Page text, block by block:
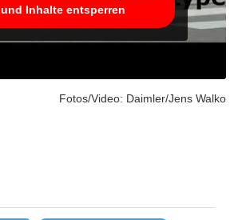
und Inhalte entsperren
Fotos/Video: Daimler/Jens Walko